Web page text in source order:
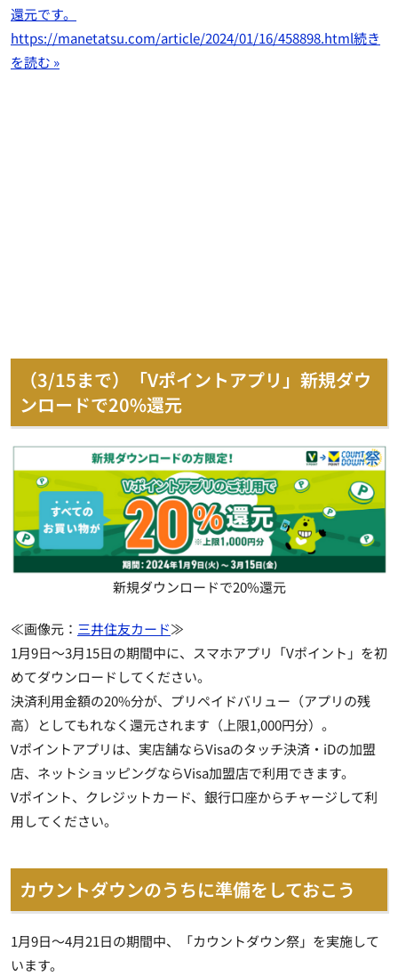
還元です。
https://manetatsu.com/article/2024/01/16/458898.html続き
を読む »
（3/15まで）「Vポイントアプリ」新規ダウ
ンロードで20%還元
新規ダウンロードで20%還元
≪画像元： 三井住友カード≫
1月9日～3月15日の期間中に、スマホアプリ「Vポイント」を初
めてダウンロードしてください。
決済利用金額の20%分が、プリペイドバリュー（アプリの残
高）としてもれなく還元されます（上限1,000円分）。
Vポイントアプリは、実店舗ならVisaのタッチ決済・iDの加盟
店、ネットショッピングならVisa加盟店で利用できます。
Vポイント、クレジットカード、銀行口座からチャージして利
用してください。
カウントダウンのうちに準備をしておこう
1月9日～4月21日の期間中、「カウントダウン祭」を実施して
います。